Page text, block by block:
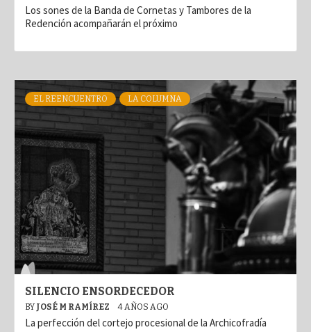
Los sones de la Banda de Cornetas y Tambores de la
Redención acompañarán el próximo
EL REENCUENTRO LA COLUMNA
SILENCIO ENSORDECEDOR
BY JOSÉ M RAMÍREZ 4 AÑOS AGO
La perfección del cortejo procesional de la Archicofradía